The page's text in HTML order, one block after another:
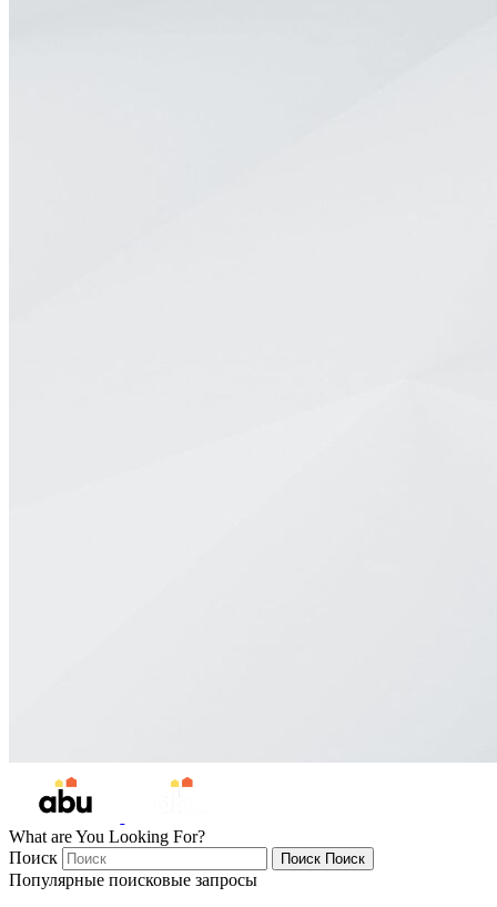
What are You Looking For?
Поиск
Поиск Поиск
Популярные поисковые запросы